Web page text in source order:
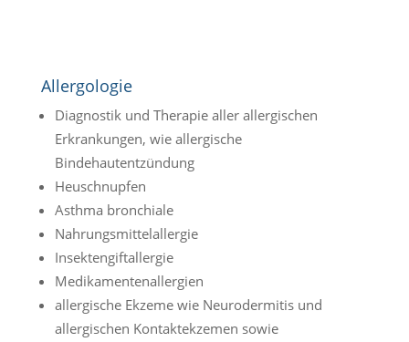
Allergologie
Diagnostik und Therapie aller allergischen
Erkrankungen, wie allergische
Bindehautentzündung
Heuschnupfen
Asthma bronchiale
Nahrungsmittelallergie
Insektengiftallergie
Medikamentenallergien
allergische Ekzeme wie Neurodermitis und
allergischen Kontaktekzemen sowie